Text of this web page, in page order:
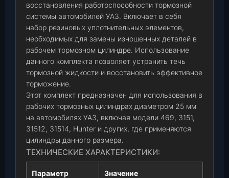
восстановления работоспособности тормозной
системы автомобилей УАЗ. Включает в себя
набор резиновых уплотнительных элементов,
необходимых для замены изношенных деталей в
рабочем тормозном цилиндре. Использование
данного комплекта позволяет устранить течь
тормозной жидкости и восстановить эффективное
торможение.
Этот комплект предназначен для использования в
рабочих тормозных цилиндрах диаметром 25 мм
на автомобилях УАЗ, включая модели 469, 3151,
31512, 31514, Hunter и других, где применяются
цилиндры данного размера.
ТЕХНИЧЕСКИЕ ХАРАКТЕРИСТИКИ:
Параметр Значение